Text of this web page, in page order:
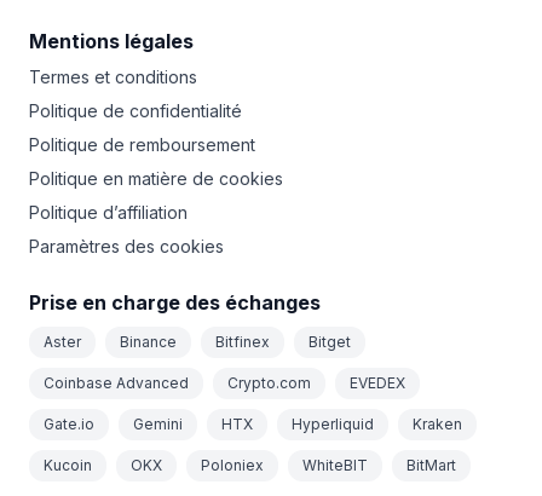
Mentions légales
Termes et conditions
Politique de confidentialité
Politique de remboursement
Politique en matière de cookies
Politique d’affiliation
Paramètres des cookies
Prise en charge des échanges
Aster Binance Bitfinex Bitget
Coinbase Advanced Crypto.com EVEDEX
Gate.io Gemini HTX Hyperliquid Kraken
Kucoin OKX Poloniex WhiteBIT BitMart